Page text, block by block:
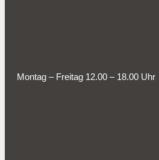
Montag – Freitag 12.00 – 18.00 Uhr